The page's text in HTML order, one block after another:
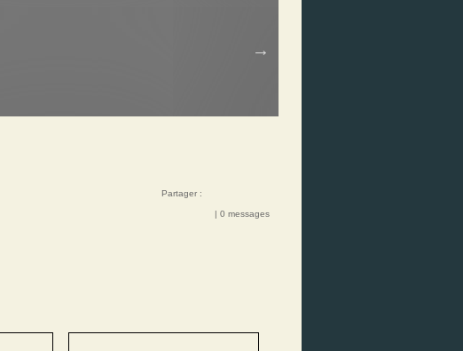
Partager :
| 0 messages